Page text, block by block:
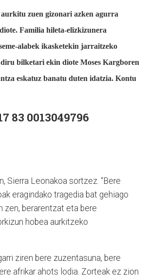
zuen gizonari azken agurra
Familia hileta-elizkizunera
alabek ikasketekin jarraitzeko
bilketari ekin diote Moses Kargboren
eskatuz banatu duten idatzia. Kontu
83 0013049796
Sierra Leonakoa sortzez. “Bere
eragindako tragedia bat gehiago
zen, berarentzat eta bere
hobea aurkitzeko
ziren bere zuzentasuna, bere
afrikar ahots lodia. Zorteak ez zion